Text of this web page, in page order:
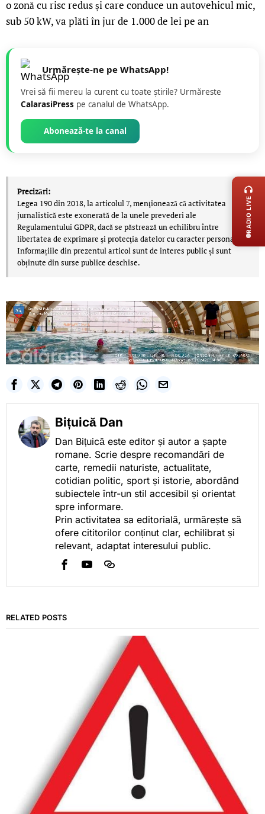
o zonă cu risc redus și care conduce un autovehicul mic,
sub 50 kW, va plăti în jur de 1.000 de lei pe an
Urmărește-ne pe WhatsApp!
Vrei să fii mereu la curent cu toate știrile? Urmăreste
CalarasiPress pe canalul de WhatsApp.
Abonează-te la canal
Precizări:
Legea 190 din 2018, la articolul 7, menţionează că activitatea
jurnalistică este exonerată de la unele prevederi ale
Regulamentului GDPR, dacă se păstrează un echilibru între
libertatea de exprimare şi protecţia datelor cu caracter personal.
Informațiile din prezentul articol sunt de interes public și sunt
obținute din surse publice deschise.
Bițuică Dan
Dan Bițuică este editor și autor a șapte
romane. Scrie despre recomandări de
carte, remedii naturiste, actualitate,
cotidian politic, sport și istorie, abordând
subiectele într-un stil accesibil și orientat
spre informare.
Prin activitatea sa editorială, urmărește să
ofere cititorilor conținut clar, echilibrat și
relevant, adaptat interesului public.
RELATED POSTS
RADIO LIVE